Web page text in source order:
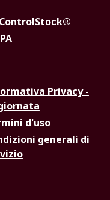
ControlStock®
Privacy -
d'uso
generali di